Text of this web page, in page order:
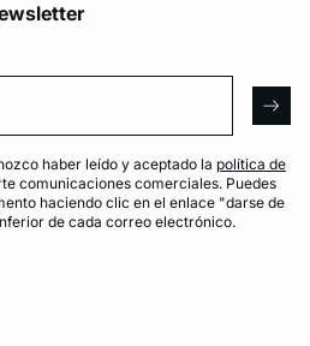
haber leído y aceptado la política de
comunicaciones comerciales. Puedes
haciendo clic en el enlace "darse de
de cada correo electrónico.